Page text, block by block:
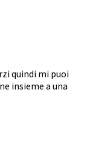
quindi mi puoi
insieme a una